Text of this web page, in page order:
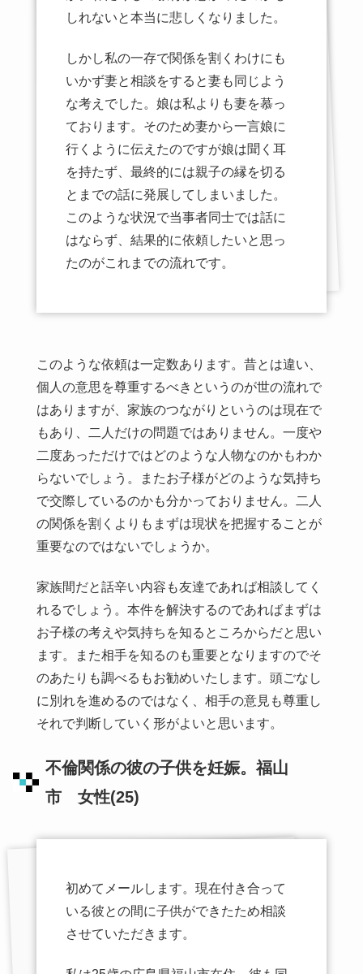
しれないと本当に悲しくなりました。
しかし私の一存で関係を割くわけにも
いかず妻と相談をすると妻も同じよう
な考えでした。娘は私よりも妻を慕っ
ております。そのため妻から一言娘に
行くように伝えたのですが娘は聞く耳
を持たず、最終的には親子の縁を切る
とまでの話に発展してしまいました。
このような状況で当事者同士では話に
はならず、結果的に依頼したいと思っ
たのがこれまでの流れです。
このような依頼は一定数あります。昔とは違い、
個人の意思を尊重するべきというのが世の流れで
はありますが、家族のつながりというのは現在で
もあり、二人だけの問題ではありません。一度や
二度あっただけではどのような人物なのかもわか
らないでしょう。またお子様がどのような気持ち
で交際しているのかも分かっておりません。二人
の関係を割くよりもまずは現状を把握することが
重要なのではないでしょうか。
家族間だと話辛い内容も友達であれば相談してく
れるでしょう。本件を解決するのであればまずは
お子様の考えや気持ちを知るところからだと思い
ます。また相手を知るのも重要となりますのでそ
のあたりも調べるもお勧めいたします。頭ごなし
に別れを進めるのではなく、相手の意見も尊重し
それで判断していく形がよいと思います。
不倫関係の彼の子供を妊娠。福山
市 女性(25)
初めてメールします。現在付き合って
いる彼との間に子供ができたため相談
させていただきます。